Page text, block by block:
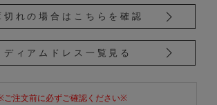
切れの場合はこちらを確認
ディアムドレス一覧見る
ご注文前に必ずご確認ください※